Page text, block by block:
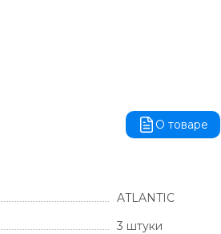
О товаре
ATLANTIC
3 штуки